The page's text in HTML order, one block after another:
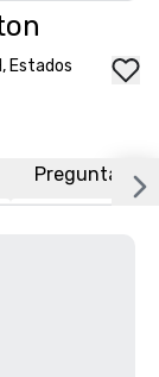
Estados
Preguntas